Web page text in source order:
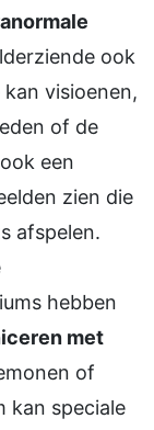
ook
visioenen,
of de
een
zien die
afspelen.
hebben
met
of
kan speciale